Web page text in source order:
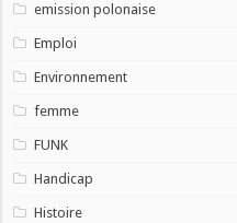
emission polonaise
Emploi
Environnement
femme
FUNK
Handicap
Histoire